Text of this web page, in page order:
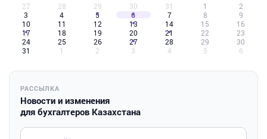
27 28 29 30 31 1
2
3
4 5 6 7 8
9
10
11 12 13 14 15
16
17
18 19 20 21 22
23
24
25 26 27 28 29
30
31
1 2 3 4 5 6
РАССЫЛКА
Новости и изменения
для бухгалтеров Казахстана
Введите ваш e-mail